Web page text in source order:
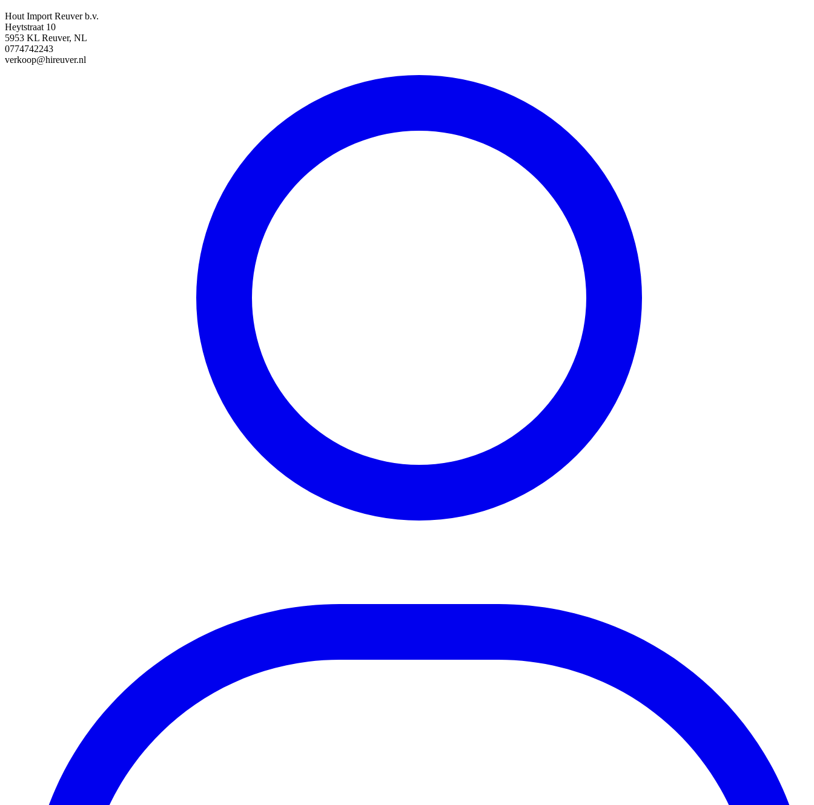
Hout Import Reuver b.v.
Heytstraat 10
5953 KL Reuver, NL
0774742243
verkoop@hireuver.nl